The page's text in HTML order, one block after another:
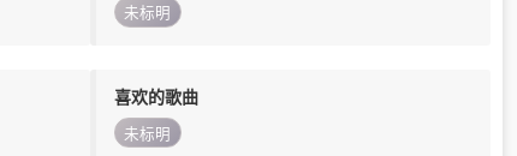
未标明
喜欢的歌曲
未标明